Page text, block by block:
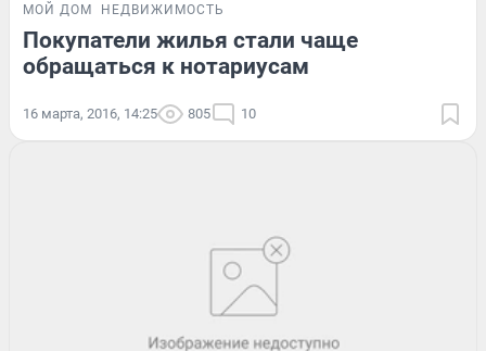
МОЙ ДОМ НЕДВИЖИМОСТЬ
Покупатели жилья стали чаще
обращаться к нотариусам
16 марта, 2016, 14:25 805 10